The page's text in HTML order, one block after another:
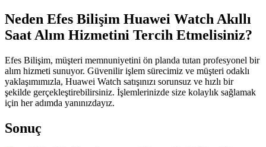
Neden Efes Bilişim Huawei Watch Akıllı
Saat Alım Hizmetini Tercih Etmelisiniz?
Efes Bilişim, müşteri memnuniyetini ön planda tutan profesyonel bir
alım hizmeti sunuyor. Güvenilir işlem sürecimiz ve müşteri odaklı
yaklaşımımızla, Huawei Watch satışınızı sorunsuz ve hızlı bir
şekilde gerçekleştirebilirsiniz. İşlemlerinizde size kolaylık sağlamak
için her adımda yanınızdayız.
Sonuç